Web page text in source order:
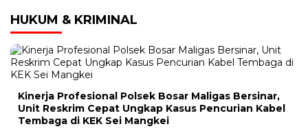
HUKUM & KRIMINAL
Kinerja Profesional Polsek Bosar Maligas Bersinar,
Unit Reskrim Cepat Ungkap Kasus Pencurian Kabel
Tembaga di KEK Sei Mangkei